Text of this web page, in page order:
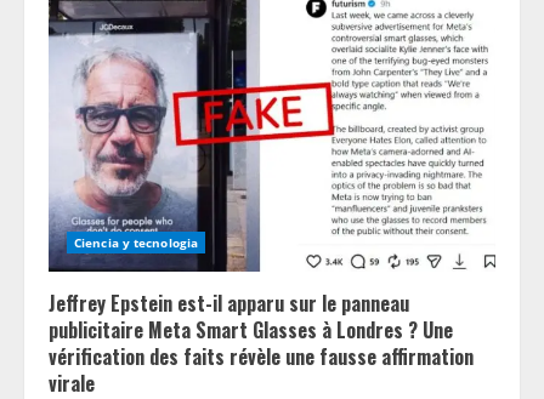
Ciencia y tecnologia
Jeffrey Epstein est-il apparu sur le panneau
publicitaire Meta Smart Glasses à Londres ? Une
vérification des faits révèle une fausse affirmation
virale